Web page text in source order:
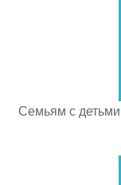
Семьям с